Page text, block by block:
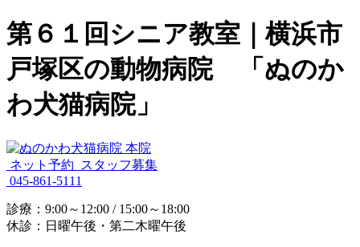
第６１回シニア教室｜横浜市
戸塚区の動物病院 「ぬのか
わ犬猫病院」
ネット予約
スタッフ募集
045-861-5111
診療：9:00～12:00 / 15:00～18:00
休診：日曜午後・第二木曜午後